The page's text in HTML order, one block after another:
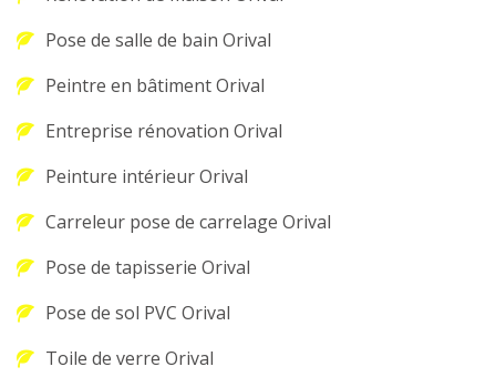
Pose de salle de bain Orival
Peintre en bâtiment Orival
Entreprise rénovation Orival
Peinture intérieur Orival
Carreleur pose de carrelage Orival
Pose de tapisserie Orival
Pose de sol PVC Orival
Toile de verre Orival